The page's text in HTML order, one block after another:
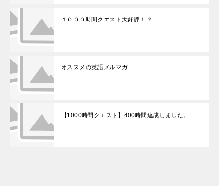
１０００時間クエスト大好評！？
オススメの英語メルマガ
【1000時間クエスト】400時間達成しました。